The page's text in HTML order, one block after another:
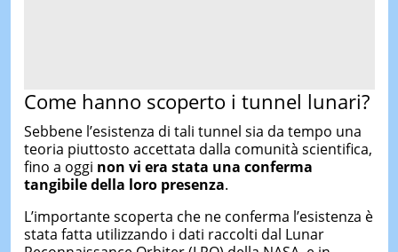
Come hanno scoperto i tunnel lunari?
Sebbene l’esistenza di tali tunnel sia da tempo una
teoria piuttosto accettata dalla comunità scientifica,
fino a oggi non vi era stata una conferma
tangibile della loro presenza.
L’importante scoperta che ne conferma l’esistenza è
stata fatta utilizzando i dati raccolti dal Lunar